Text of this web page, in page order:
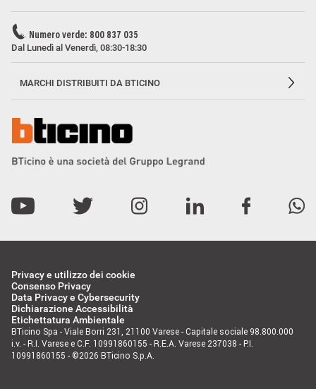
Numero verde: 800 837 035
Dal Lunedì al Venerdì, 08:30-18:30
MARCHI DISTRIBUITI DA BTICINO
Privacy e utilizzo dei cookie
Consenso Privacy
Data Privacy e Cybersecurity
Dichiarazione Accessibilità
Etichettatura Ambientale
BTicino Spa - Viale Borri 231, 21100 Varese - Capitale sociale 98.800.000
i.v. - R.I. Varese e C.F. 10991860155 - R.E.A. Varese 237038 - P.I.
10991860155 - ©2026 BTicino S.p.A.